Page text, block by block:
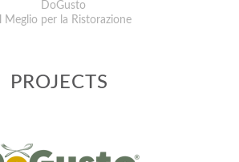
DoGusto
Il Meglio per la Ristorazione
PROJECTS